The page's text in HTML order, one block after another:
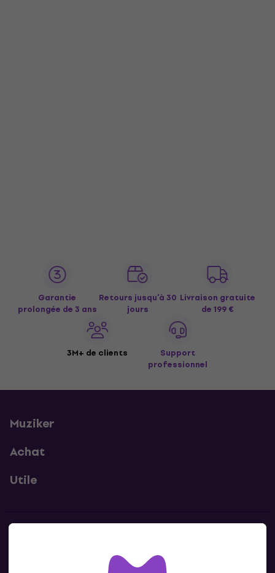
Garantie
prolongée de 3 ans
Retours jusqu’à 30
jours
Livraison gratuite
de 199 €
3M+ de clients
Support
professionnel
Muziker
Achat
Utile
Contacte nous